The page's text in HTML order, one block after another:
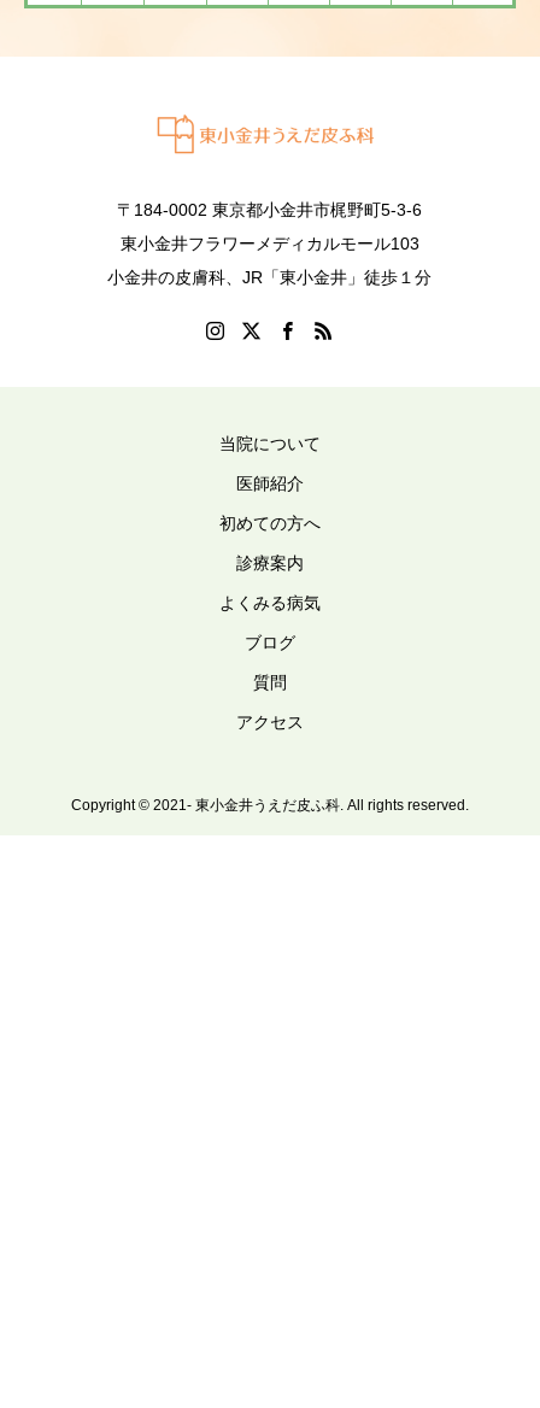
〒184-0002 東京都小金井市梶野町5-3-6
東小金井フラワーメディカルモール103
小金井の皮膚科、JR「東小金井」徒歩１分
当院について
医師紹介
初めての方へ
診療案内
よくみる病気
ブログ
質問
アクセス
Copyright © 2021- 東小金井うえだ皮ふ科. All rights reserved.